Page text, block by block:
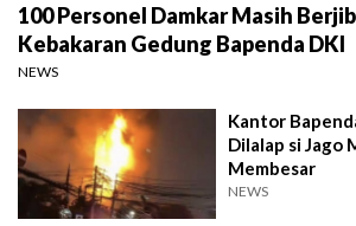
100 Personel Damkar Masih
Kebakaran Gedung Bapenda DKI
NEWS
Kantor
Dilalap si Jago
Membesar
NEWS